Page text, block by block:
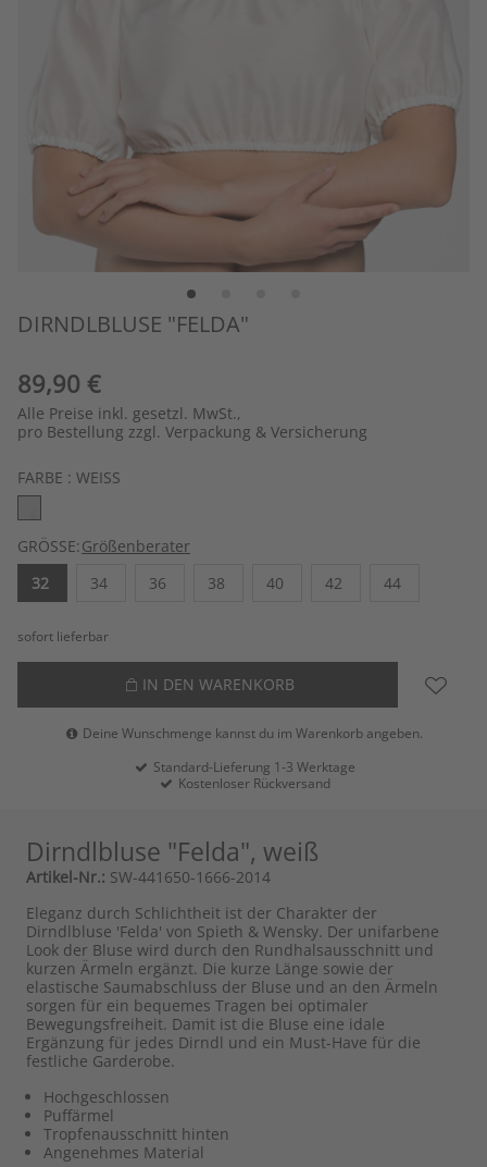
DIRNDLBLUSE "FELDA"
89,90 €
Alle Preise inkl. gesetzl. MwSt.,
pro Bestellung zzgl. Verpackung & Versicherung
FARBE : WEISS
GRÖSSE:Größenberater
32
34 36 38 40 42 44
sofort lieferbar
IN DEN WARENKORB
Deine Wunschmenge kannst du im Warenkorb angeben.
Standard-Lieferung 1-3 Werktage
Kostenloser Rückversand
Dirndlbluse "Felda", weiß
Artikel-Nr.: SW-441650-1666-2014
Eleganz durch Schlichtheit ist der Charakter der
Dirndlbluse 'Felda' von Spieth & Wensky. Der unifarbene
Look der Bluse wird durch den Rundhalsausschnitt und
kurzen Ärmeln ergänzt. Die kurze Länge sowie der
elastische Saumabschluss der Bluse und an den Ärmeln
sorgen für ein bequemes Tragen bei optimaler
Bewegungsfreiheit. Damit ist die Bluse eine idale
Ergänzung für jedes Dirndl und ein Must-Have für die
festliche Garderobe.
Hochgeschlossen
Puffärmel
Tropfenausschnitt hinten
Angenehmes Material